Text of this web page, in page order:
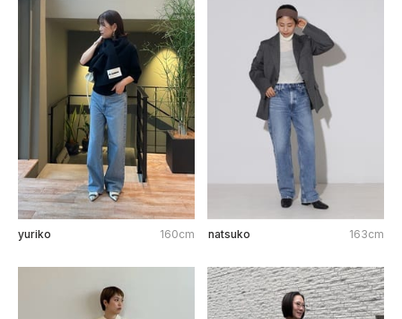
yuriko 160cm natsuko 163cm